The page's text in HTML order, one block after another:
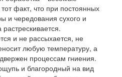
факт, что при постоянных
и чередования сухого и
и не рассыхается, не
любую температуру, а
процессам гниения.
и благородный на вид